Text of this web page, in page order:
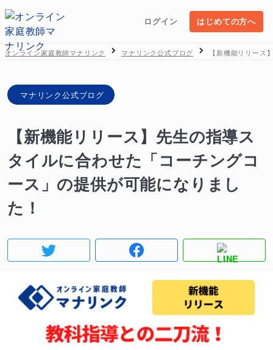
ログイン はじめての方へ
オンライン家庭教師マナリンク マナリンク公式ブログ 【新機能リリース
マナリンク公式ブログ
【新機能リリース】先生の指導ス
タイルに合わせた「コーチングコ
ース」の提供が可能になりまし
た！